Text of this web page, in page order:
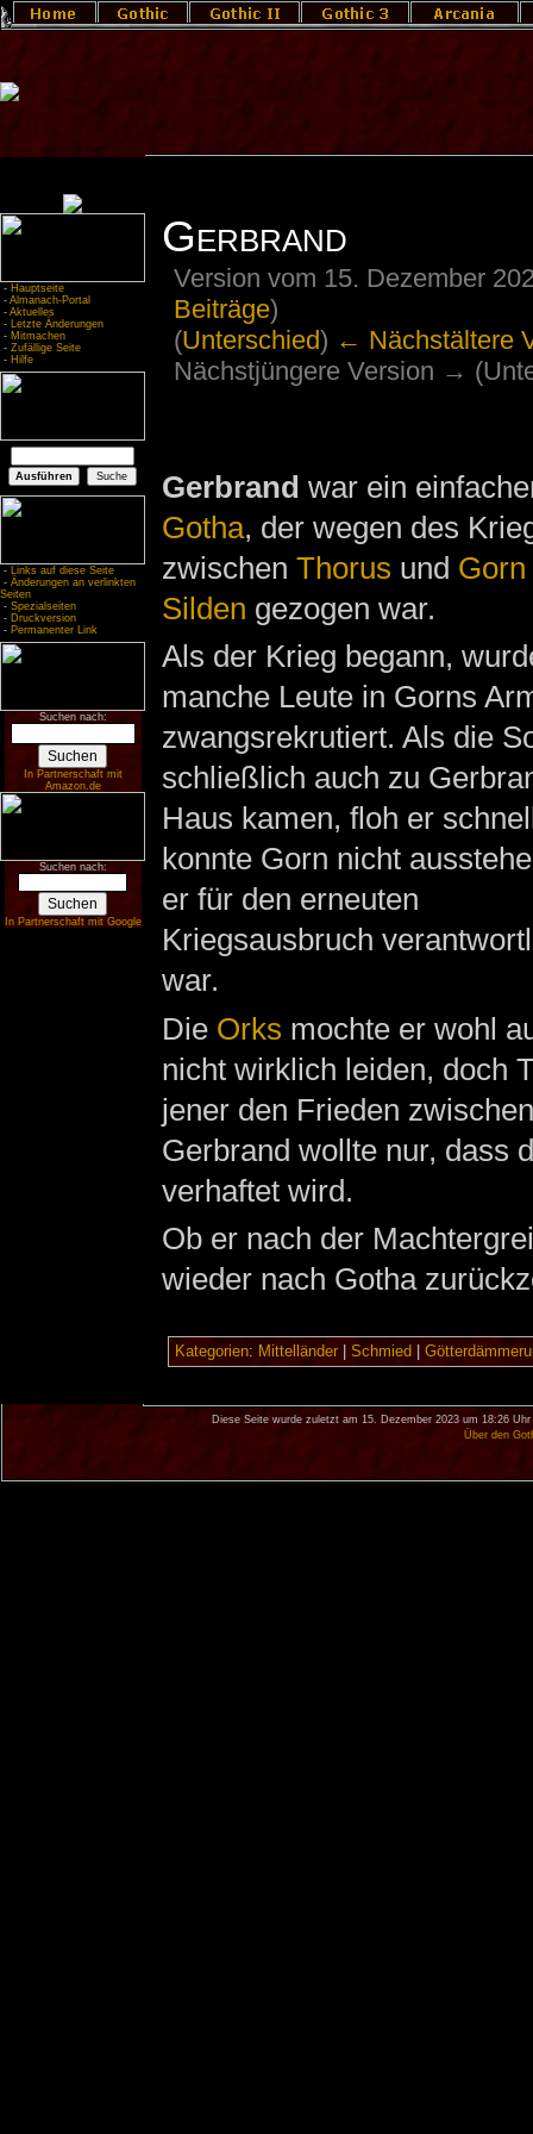
- Hauptseite
- Almanach-Portal
- Aktuelles
- Letzte Änderungen
- Mitmachen
- Zufällige Seite
- Hilfe
- Links auf diese Seite
- Änderungen an verlinkten
Seiten
- Spezialseiten
- Druckversion
- Permanenter Link
Suchen nach:
In Partnerschaft mit
Amazon.de
Suchen nach:
In Partnerschaft mit Google
Gerbrand
Version vom 15. Dezember
Beiträge)
(Unterschied) ← Nächstältere
Nächstjüngere Version →
Gerbrand war ein
Gotha, der wegen des
zwischen Thorus und Gorn
Silden gezogen war.
Als der Krieg begann,
manche Leute in Gorns
zwangsrekrutiert. Als die
schließlich auch zu
Haus kamen, floh er
konnte Gorn nicht
er für den erneuten
Kriegsausbruch
war.
Die Orks mochte er wohl
nicht wirklich leiden, doch
jener den Frieden
Gerbrand wollte nur, dass
verhaftet wird.
Ob er nach der
wieder nach Gotha
Kategorien: Mittelländer| Schmied
Diese Seite wurde zuletzt am 15. Dezember 2023 um 18:26 Uhr
Über den